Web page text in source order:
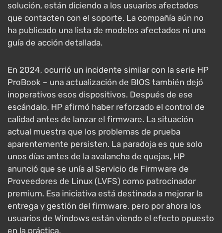
solución, están diciendo a los usuarios afectados
que contacten con el soporte. La compañía aún no
ha publicado una lista de modelos afectados ni una
guía de acción detallada.
En 2024, ocurrió un incidente similar con la serie HP
ProBook – una actualización de BIOS también dejó
inoperativos esos dispositivos. Después de ese
escándalo, HP afirmó haber reforzado el control de
calidad antes de lanzar el firmware. La situación
actual muestra que los problemas de prueba
aparentemente persisten. La paradoja es que solo
unos días antes de la avalancha de quejas, HP
anunció que se unía al Servicio de Firmware de
Proveedores de Linux (LVFS) como patrocinador
premium. Esa iniciativa está destinada a mejorar la
entrega y gestión del firmware, pero por ahora los
usuarios de Windows están viendo el efecto opuesto
en la práctica.